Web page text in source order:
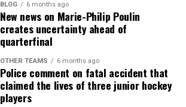
BLOG 6 months ago
New news on Marie-Philip Poulin
creates uncertainty ahead of
quarterfinal
OTHER TEAMS 6 months ago
Police comment on fatal accident that
claimed the lives of three junior hockey
players